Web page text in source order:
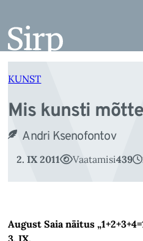
juurde
KUNST
Mis kunsti
Andri Ksenofontov
2. IX 2011 Vaatamisi439
August Saia näitus